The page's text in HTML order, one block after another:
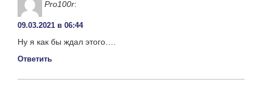
Pro100r:
09.03.2021 в 06:44
Ну я как бы ждал этого….
Ответить